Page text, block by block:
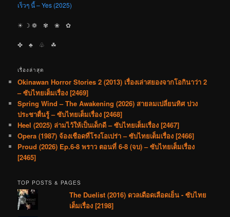
เร็วๆ นี้ – Yes (2025)
☀︎ ☽ ❁ ✾ ❀ ✿
✤ ♣︎ ♧ ☘︎
เรื่องล่าสุด
Okinawan Horror Stories 2 (2013) เรื่องเล่าสยองจากโอกินาว่า 2
– ซับไทยเต็มเรื่อง [2469]
Spring Wind – The Awakening (2026) สายลมเปลี่ยนทิศ ปวง
ประชาตื่นรู้ – ซับไทยเต็มเรื่อง [2468]
Heel (2025) ล่ามไว้ให้เป็นเด็กดี – ซับไทยเต็มเรื่อง [2467]
Opera (1987) จ้องเชือดที่โรงโอเปร่า – ซับไทยเต็มเรื่อง [2466]
Proud (2026) Ep.6-8 พราว ตอนที่ 6-8 (จบ) – ซับไทยเต็มเรื่อง
[2465]
TOP POSTS & PAGES
The Duelist (2016) ดวลเดือดเลือดเย็น - ซับไทย
เต็มเรื่อง [2198]